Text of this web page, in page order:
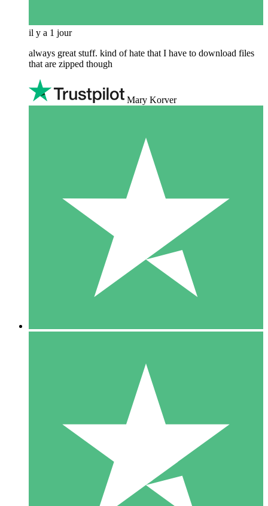
il y a 1 jour
always great stuff. kind of hate that I have to download files
that are zipped though
Mary Korver